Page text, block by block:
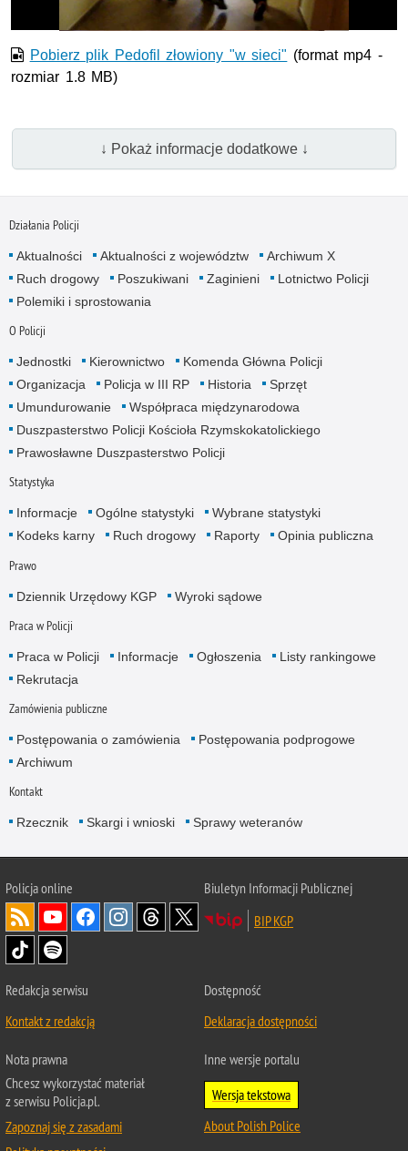
Pobierz plik Pedofil złowiony "w sieci" (format mp4 -
rozmiar 1.8 MB)
↓ Pokaż informacje dodatkowe ↓
Działania Policji
Aktualności Aktualności z województw
Archiwum X
Ruch drogowy
Poszukiwani Zaginieni
Lotnictwo Policji
Polemiki i sprostowania
O Policji
Jednostki Kierownictwo
Komenda Główna Policji
Organizacja
Policja w III RP Historia
Sprzęt
Umundurowanie
Współpraca międzynarodowa
Duszpasterstwo Policji Kościoła Rzymskokatolickiego
Prawosławne Duszpasterstwo Policji
Statystyka
Informacje Ogólne statystyki
Wybrane statystyki
Kodeks karny
Ruch drogowy Raporty Opinia publiczna
Prawo
Dziennik Urzędowy KGP Wyroki sądowe
Praca w Policji
Praca w Policji Informacje Ogłoszenia
Listy rankingowe
Rekrutacja
Zamówienia publiczne
Postępowania o zamówienia
Postępowania podprogowe
Archiwum
Kontakt
Rzecznik Skargi i wnioski Sprawy weteranów
Policjaonline
Biuletyn Informacji Publicznej
BIP KGP
Redakcja serwisu
Kontakt z redakcją
Dostępność
Deklaracja dostępności
Nota prawna
Chcesz wykorzystać materiał
z serwisu Policja.pl.
Zapoznaj się z zasadami
Inne wersje portalu
Wersja tekstowa
About Polish Police